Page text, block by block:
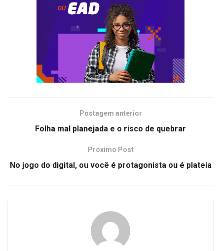
Postagem anterior
Folha mal planejada e o risco de quebrar
Próximo Post
No jogo do digital, ou você é protagonista ou é plateia